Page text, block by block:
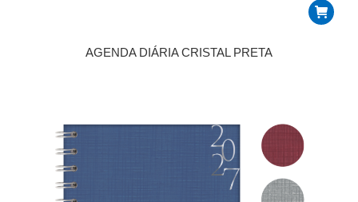
AGENDA DIÁRIA CRISTAL PRETA